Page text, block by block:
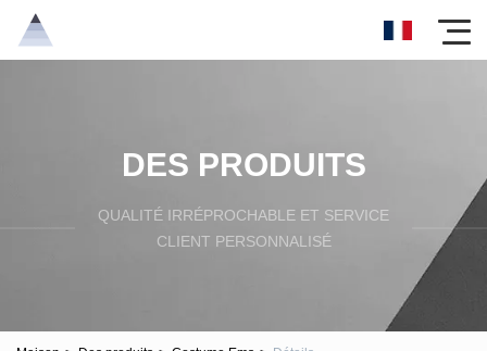
DES PRODUITS
QUALITÉ IRRÉPROCHABLE ET SERVICE
CLIENT PERSONNALISÉ